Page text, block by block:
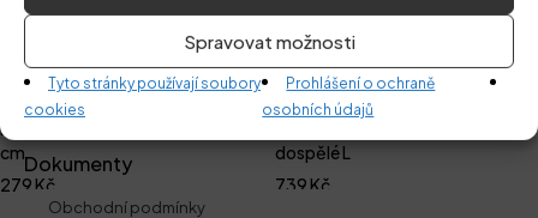
Spravovat možnosti
Tyto stránky používají soubory
cookies
Prohlášení o ochraně
osobních údajů
Přidat do košíku
Dětská osuška - Žraloci 70x140
cm
279 Kč
Čtěte více
dospělé L
739 Kč
Dokumenty
Obchodní podmínky